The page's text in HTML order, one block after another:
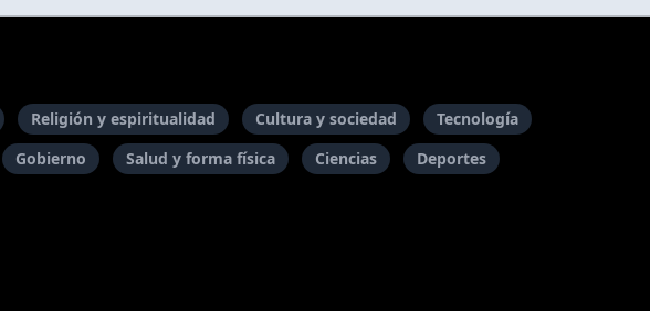
Religión y espiritualidad Cultura y sociedad
Tecnología
Gobierno Salud y forma física Ciencias Deportes